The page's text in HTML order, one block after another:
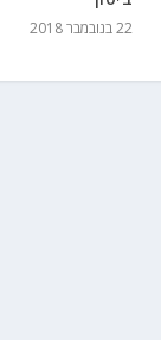
22 בנובמבר 2018